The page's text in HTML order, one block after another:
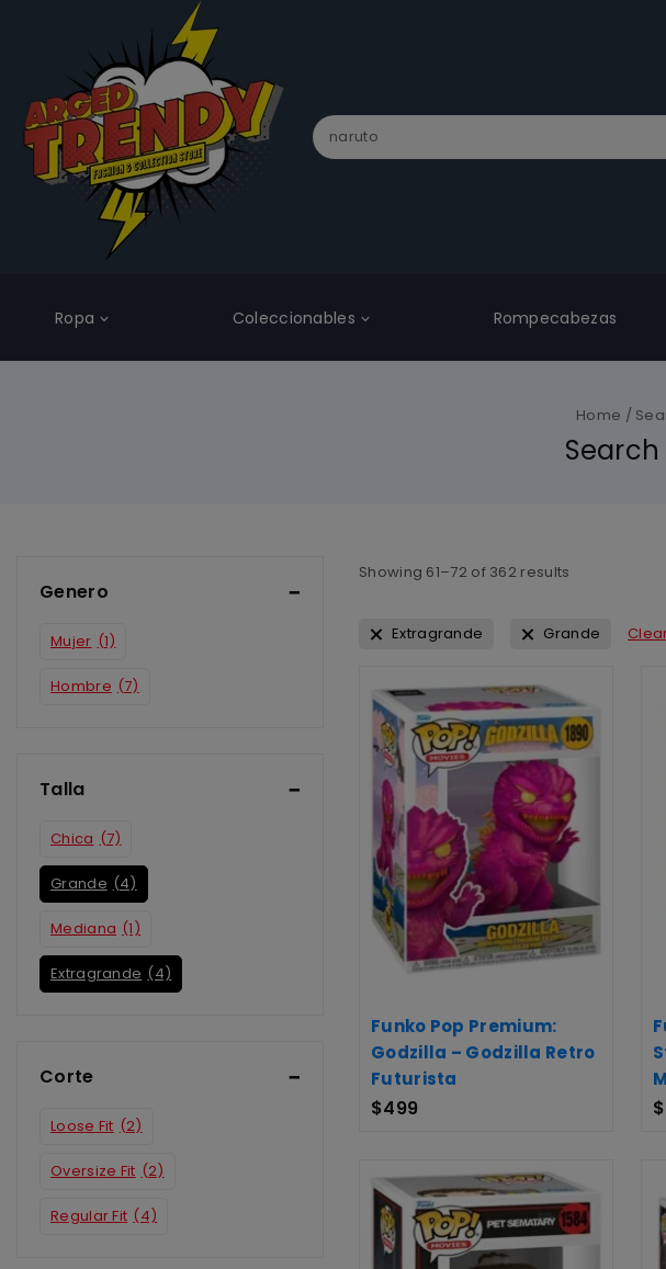
Ropa Coleccionables Rompecabezas
Home /
Search
Showing 61–72of 362 results
Extragrande Grande
Funko Pop Premium:
Godzilla – Godzilla Retro
Futurista
$499 $
Genero
Mujer (1)
Hombre (7)
Talla
Chica (7)
Grande (4)
Mediana (1)
Extragrande (4)
Corte
Loose Fit (2)
Oversize Fit (2)
Regular Fit (4)